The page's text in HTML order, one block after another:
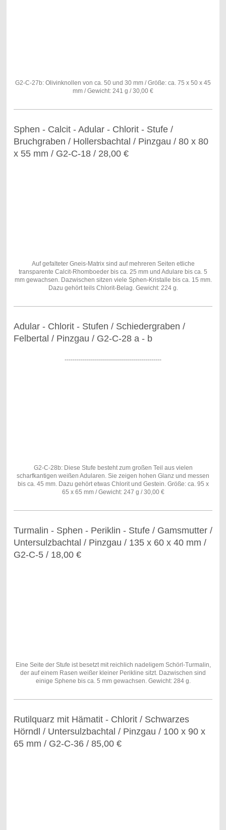
G2-C-27b: Olivinknollen von ca. 50 und 30 mm / Größe: ca. 75 x 50 x 45
mm / Gewicht: 241 g / 30,00 €
Sphen - Calcit - Adular - Chlorit - Stufe /
Bruchgraben / Hollersbachtal / Pinzgau / 80 x 80
x 55 mm / G2-C-18 / 28,00 €
Auf gefalteter Gneis-Matrix sind auf mehreren Seiten etliche
transparente Calcit-Rhomboeder bis ca. 25 mm und Adulare bis ca. 5
mm gewachsen. Dazwischen sitzen viele Sphen-Kristalle bis ca. 15 mm.
Dazu gehört teils Chlorit-Belag. Gewicht: 224 g.
Adular - Chlorit - Stufen / Schiedergraben /
Felbertal / Pinzgau / G2-C-28 a - b
------------------------------------------------
G2-C-28b: Diese Stufe besteht zum großen Teil aus vielen
scharfkantigen weißen Adularen. Sie zeigen hohen Glanz und messen
bis ca. 45 mm. Dazu gehört etwas Chlorit und Gestein. Größe: ca. 95 x
65 x 65 mm / Gewicht: 247 g / 30,00 €
Turmalin - Sphen - Periklin - Stufe / Gamsmutter /
Untersulzbachtal / Pinzgau / 135 x 60 x 40 mm /
G2-C-5 / 18,00 €
Eine Seite der Stufe ist besetzt mit reichlich nadeligem Schörl-Turmalin,
der auf einem Rasen weißer kleiner Perikline sitzt. Dazwischen sind
einige Sphene bis ca. 5 mm gewachsen. Gewicht: 284 g.
Rutilquarz mit Hämatit - Chlorit / Schwarzes
Hörndl / Untersulzbachtal / Pinzgau / 100 x 90 x
65 mm / G2-C-36 / 85,00 €